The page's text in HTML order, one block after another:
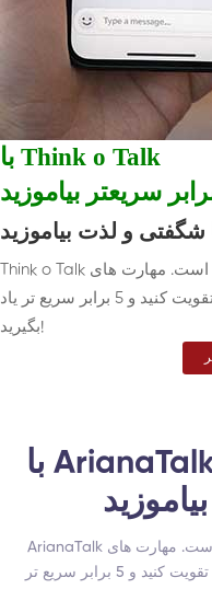
با Think o Talk
Think o Talk یک معلم زبان مجهز به هوش مصنوعی است. مهارت های
گفتاری، شنیداری، نوشتن و تلفظ خود را تقویت کنید و 5 برابر سریع تر یاد
بگیرید!
با ArianaTalk زبان انگلیسی را 5
ArianaTalk یک معلم زبان مجهز به هوش مصنوعی است. مهارت های
گفتاری، شنیداری، نوشتن و تلفظ خود را تقویت کنید و 5 برابر سریع تر